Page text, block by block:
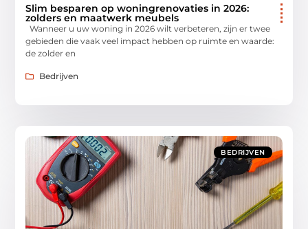
Slim besparen op woningrenovaties in 2026:
zolders en maatwerk meubels
Wanneer u uw woning in 2026 wilt verbeteren, zijn er twee
gebieden die vaak veel impact hebben op ruimte en waarde:
de zolder en
Bedrijven
BEDRIJVEN